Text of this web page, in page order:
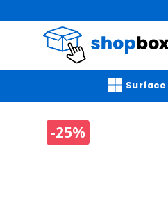
Surface
-25%